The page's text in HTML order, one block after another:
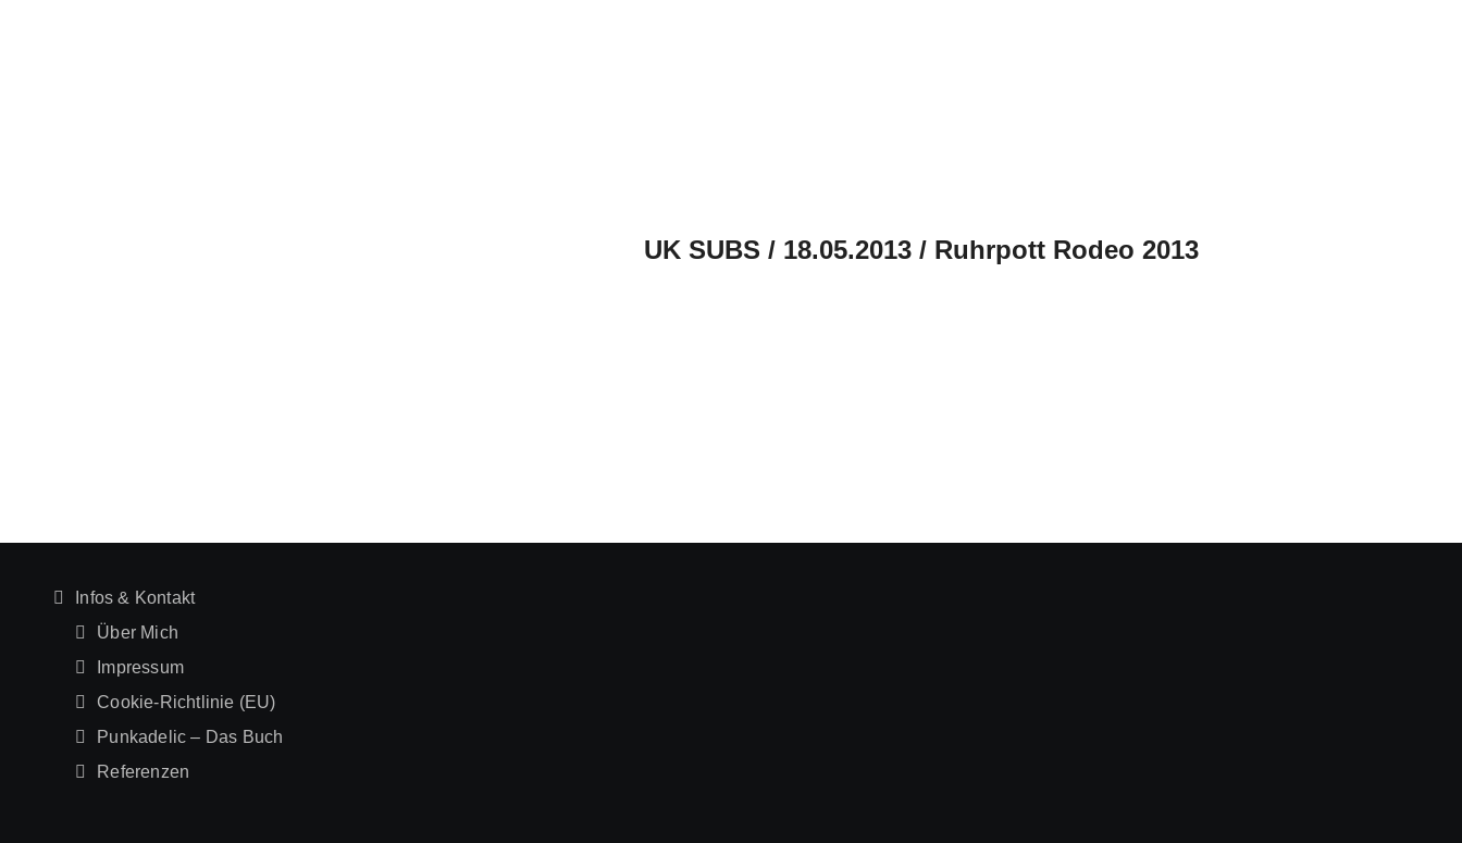
UK SUBS / 18.05.2013 / Ruhrpott Rodeo 2013
Infos & Kontakt
Über Mich
Impressum
Cookie-Richtlinie (EU)
Punkadelic – Das Buch
Referenzen